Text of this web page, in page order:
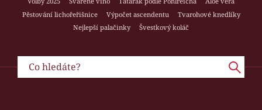
Pěstování lichořeřišnice
Výpočet ascendentu
Tvarohové knedlíky
Nejlepší palačinky
Švestkový koláč